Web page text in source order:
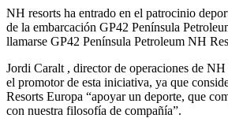
NH resorts ha entrado en el patrocinio
de la embarcación GP42 Península
llamarse GP42 Península Petroleum NH
Jordi Caralt , director de operaciones de
el promotor de esta iniciativa, ya que
Resorts Europa “apoyar un deporte, que
con nuestra filosofía de compañía”.